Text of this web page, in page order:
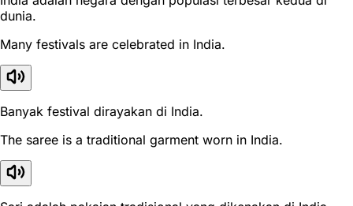
dunia.
Many festivals are celebrated in India.
Banyak festival dirayakan di India.
The saree is a traditional garment worn in India.